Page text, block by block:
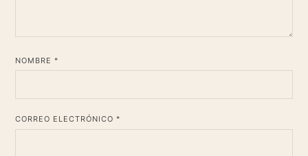
NOMBRE *
CORREO ELECTRÓNICO *